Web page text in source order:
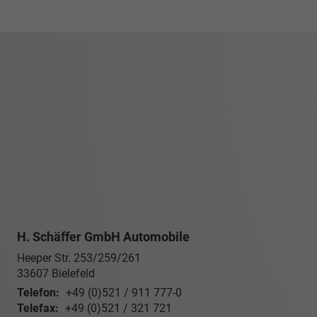
H. Schäffer GmbH Automobile
Heeper Str. 253/259/261
33607 Bielefeld
Telefon: +49 (0)521 / 911 777-0
Telefax: +49 (0)521 / 321 721